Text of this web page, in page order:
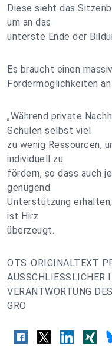
Diese sieht das
um an das
unterste Ende der
Es braucht einen
Fördermöglichkeiten
„Während private
Schulen selbst viel
zu wenig Ressourcen,
individuell zu
fördern, so dass auch
genügend
Unterstützung
ist Hirz
überzeugt.
OTS-ORIGINALTEXT
AUSSCHLIESSLICHER
VERANTWORTUNG
GRO